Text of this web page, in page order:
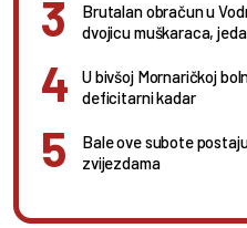
Brutalan obračun u
dvojicu muškaraca,
U bivšoj Mornaričkoj
deficitarni kadar
Bale ove subote
zvijezdama